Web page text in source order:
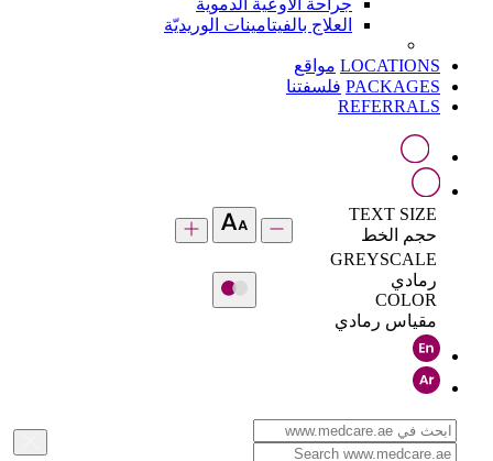
العلاج بالفيتامينات الوريديّة
LOCATIONS مواقع
PACKAGES فلسفتنا
REFERRALS
TEXT SIZE
حجم الخط
GREYSCALE
رمادي
COLOR
مقياس رمادي